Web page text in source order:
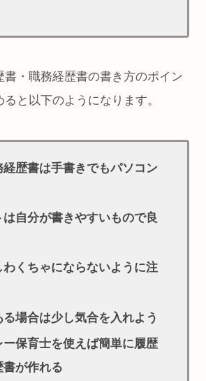
書・職務経歴書の書き方のポイン
ると以下のようになります。
経歴書は手書きでもパソコン
自分が書きやすいもので良
くちゃにならないように注
場合は少し気合を入れよう
ー保育士を使えば簡単に履歴
が作れる